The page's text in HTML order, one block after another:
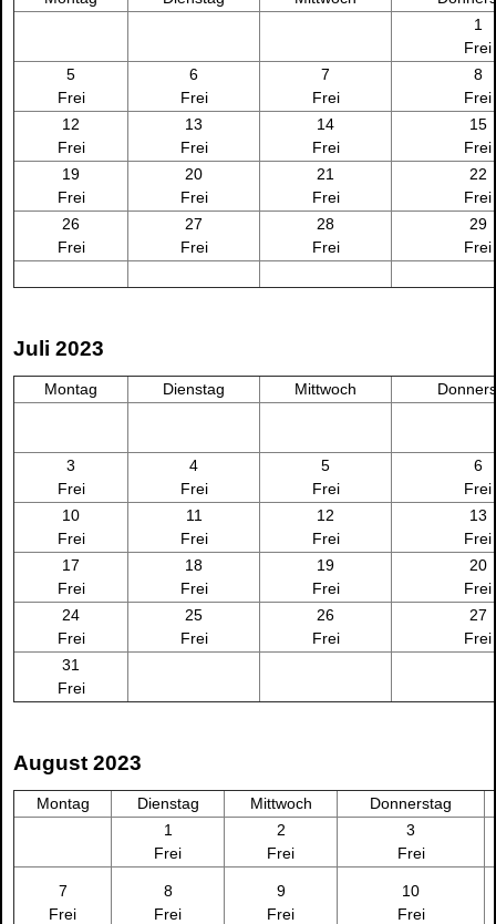
1
Frei
5
Frei
6
Frei
7
Frei
8
Frei
12
Frei
13
Frei
14
Frei
15
Frei
19
Frei
20
Frei
21
Frei
22
Frei
26
Frei
27
Frei
28
Frei
29
Frei
Juli 2023
Montag Dienstag Mittwoch
3
Frei
4
Frei
5
Frei
6
Frei
10
Frei
11
Frei
12
Frei
13
Frei
17
Frei
18
Frei
19
Frei
20
Frei
24
Frei
25
Frei
26
Frei
27
Frei
31
Frei
August 2023
Montag Dienstag Mittwoch
Donnerstag
1
Frei
2
Frei
3
Frei
7
Frei
8
Frei
9
Frei
10
Frei